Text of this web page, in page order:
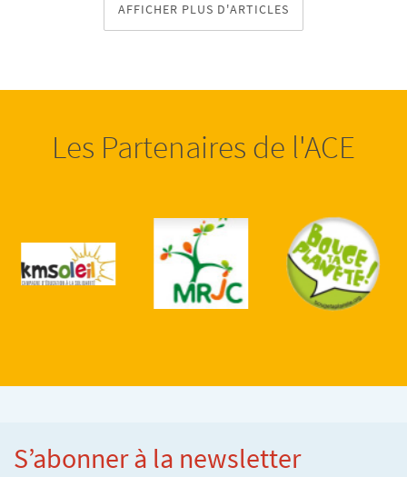
AFFICHER PLUS D'ARTICLES
Les Partenaires de l'ACE
S’abonner à la newsletter